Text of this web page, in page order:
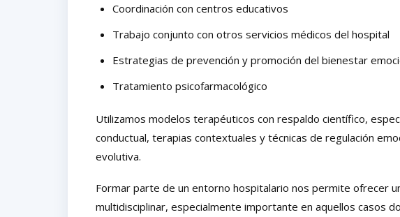
Coordinación con centros educativos
Trabajo conjunto con otros servicios médicos del hospital
Estrategias de prevención y promoción del bienestar
Tratamiento psicofarmacológico
Utilizamos modelos terapéuticos con respaldo científico,
conductual, terapias contextuales y técnicas de regulación
evolutiva.
Formar parte de un entorno hospitalario nos permite ofrecer
multidisciplinar, especialmente importante en aquellos casos